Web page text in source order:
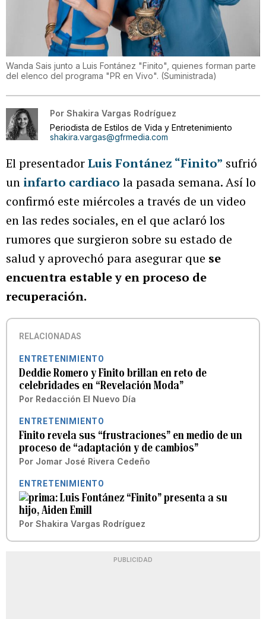
Wanda Sais junto a Luis Fontánez "Finito", quienes forman parte
del elenco del programa "PR en Vivo". (Suministrada)
Por Shakira Vargas Rodríguez
Periodista de Estilos de Vida y Entretenimiento
shakira.vargas@gfrmedia.com
El presentadorLuis Fontánez “Finito” sufrió
un infarto cardiaco la pasada semana. Así lo
confirmó este miércoles a través de un video
en las redes sociales, en el que aclaró los
rumores que surgieron sobre su estado de
salud y aprovechó para asegurar que se
encuentra estable y en proceso de
recuperación.
RELACIONADAS
ENTRETENIMIENTO
Deddie Romero y Finito brillan en reto de
celebridades en “Revelación Moda”
Por Redacción El Nuevo Día
ENTRETENIMIENTO
Finito revela sus “frustraciones” en medio de un
proceso de “adaptación y de cambios”
Por Jomar José Rivera Cedeño
ENTRETENIMIENTO
Luis Fontánez “Finito” presenta a su
hijo, Aiden Emill
Por Shakira Vargas Rodríguez
PUBLICIDAD